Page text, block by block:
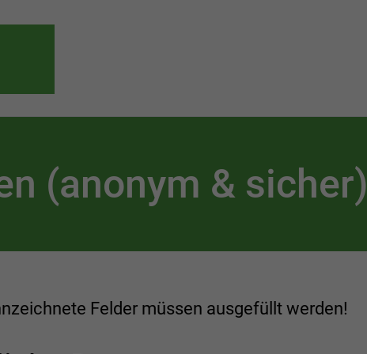
(anonym & sicher)
Felder müssen ausgefüllt werden!